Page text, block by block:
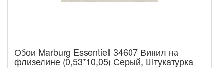
Обои Marburg Essentiell 34607 Винил на
флизелине (0,53*10,05) Серый, Штукатурка